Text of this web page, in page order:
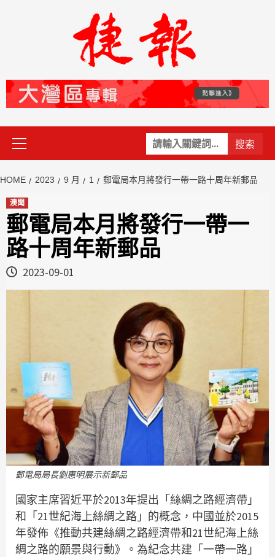
關
鍵
Primary
Menu
HOME 2023 9 月 1 郵電局本月將發行一帶一路十周年新郵品
澳聞
郵電局本月將發行一帶一
路十周年新郵品
2023-09-01
郵電局局長劉惠明展示新郵品
國家主席習近平於2013年提出「絲綢之路經濟帶」
和「21世紀海上絲綢之路」的概念，中國並於2015
年發佈《推動共建絲綢之路經濟帶和21世紀海上絲
綢之路的願景與行動》。為紀念共建「一帶一路」